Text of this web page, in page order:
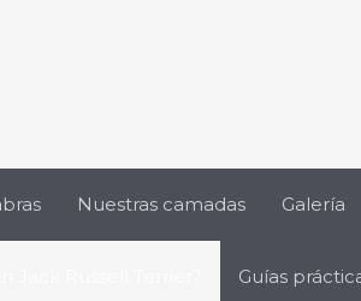
Nuestras camadas Galería
Guías